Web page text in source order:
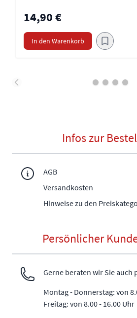
14,90 €
In den Warenkorb
Infos zur
AGB
Versandkosten
Hinweise zu den
Persönlicher
Gerne beraten wir Sie auch
Montag - Donnerstag: von
Freitag: von 8.00 - 16.00 Uhr